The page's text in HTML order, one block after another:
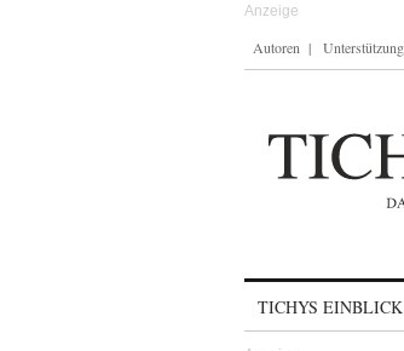
Autoren Unterstützung
TICHYS EINBLICK